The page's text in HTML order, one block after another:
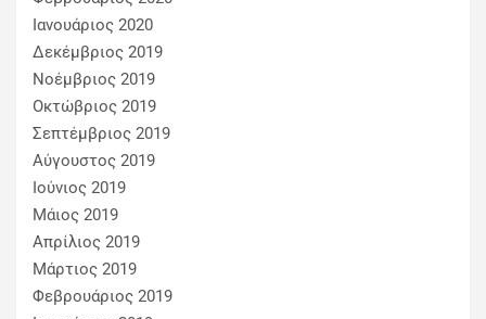
Ιανουάριος 2020
Δεκέμβριος 2019
Νοέμβριος 2019
Οκτώβριος 2019
Σεπτέμβριος 2019
Αύγουστος 2019
Ιούνιος 2019
Μάιος 2019
Απρίλιος 2019
Μάρτιος 2019
Φεβρουάριος 2019